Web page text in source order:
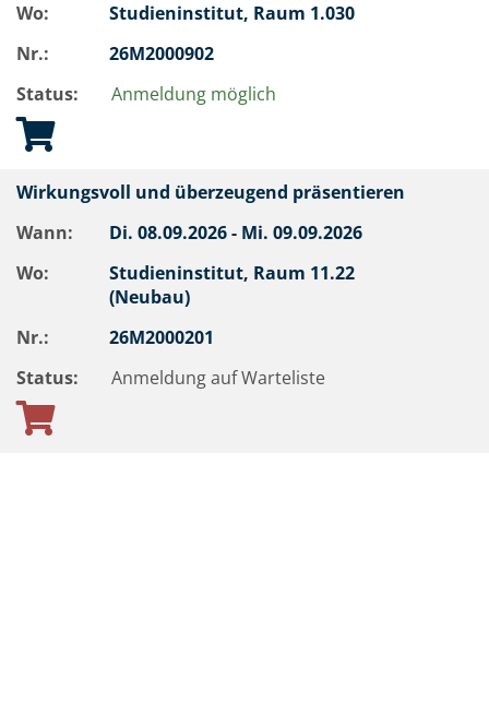
Wo:
Studieninstitut, Raum 1.030
Nr.:
26M2000902
Status:
Anmeldung möglich
Wirkungsvoll und überzeugend präsentieren
Wann:
Di. 08.09.2026 - Mi. 09.09.2026
Wo:
Studieninstitut, Raum 11.22
(Neubau)
Nr.:
26M2000201
Status:
Anmeldung auf Warteliste